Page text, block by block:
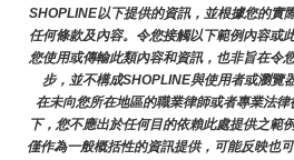
SHOPLINE以下提供的資訊，並根據您的實
任何條款及內容。令您接觸以下範例內容或
您使用或傳輸此類內容和資訊，也非旨在令
步，並不構成SHOPLINE與使用者或瀏覽
在未向您所在地區的職業律師或者專業法
下，您不應出於任何目的依賴此處提供之範
僅作為一般概括性的資訊提供，可能反映也